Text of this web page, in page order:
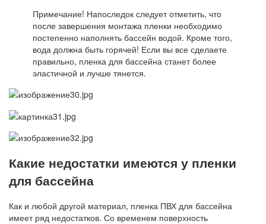
Примечание! Напоследок следует отметить, что
после завершения монтажа пленки необходимо
постепенно наполнять бассейн водой. Кроме того,
вода должна быть горячей! Если вы все сделаете
правильно, пленка для бассейна станет более
эластичной и лучше тянется.
Какие недостатки имеются у пленки
для бассейна
Как и любой другой материал, пленка ПВХ для бассейна
имеет ряд недостатков. Со временем поверхность